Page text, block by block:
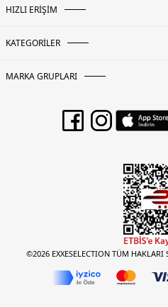
HIZLI ERİŞİM
KATEGORİLER
MARKA GRUPLARI
©2026 EXXESELECTION TÜM